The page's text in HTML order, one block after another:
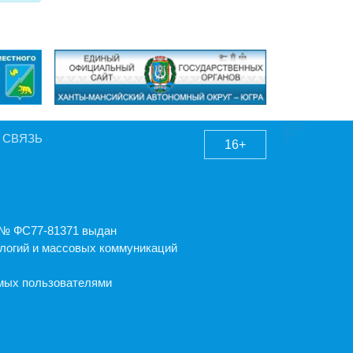
№ ФС77-81371 выдан
и массовых коммуникаций
пользователями
16+